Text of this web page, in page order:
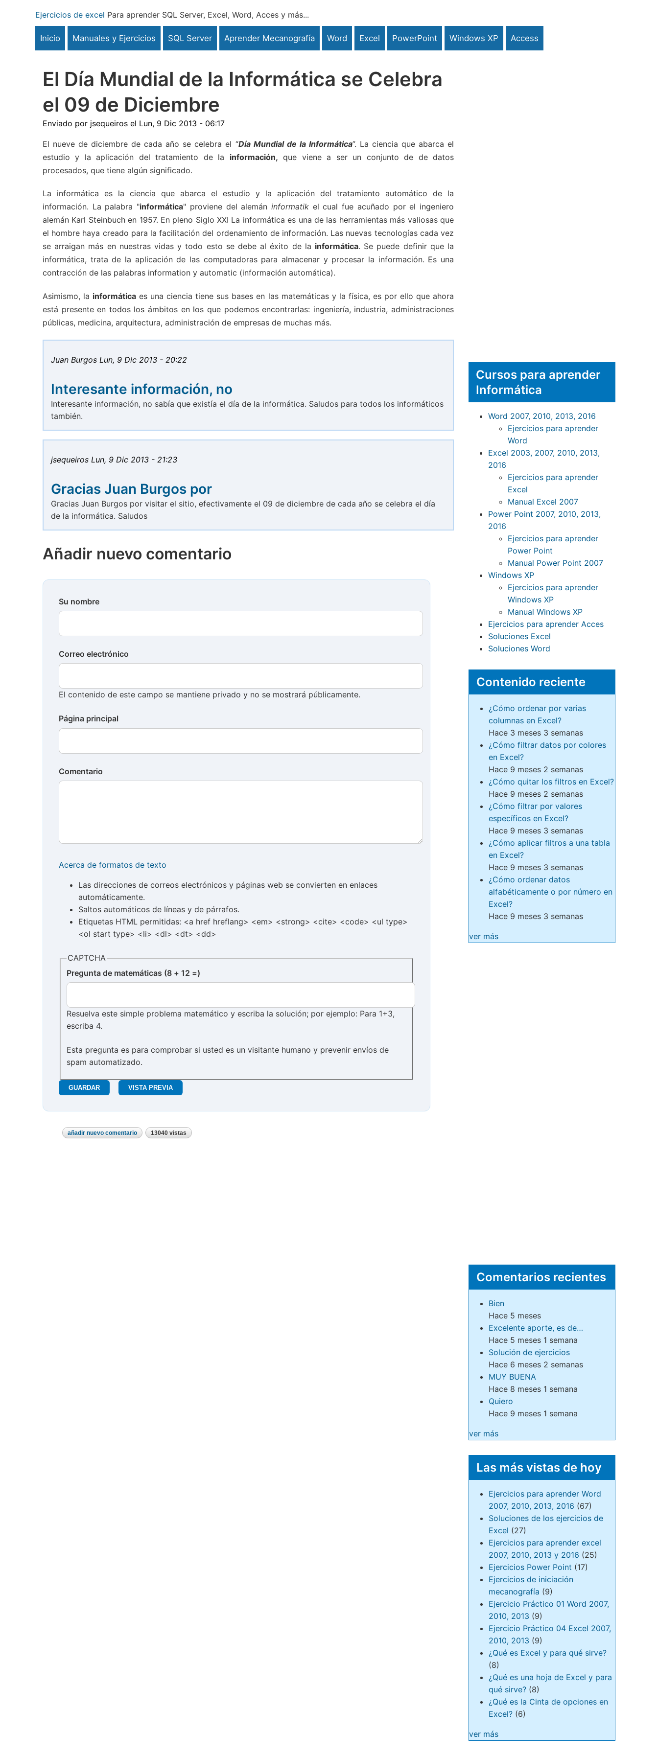
contenido
Ejercicios de excel Para aprender SQL Server, Excel, Word, Acces y más...
Inicio Manuales y Ejercicios SQL Server Aprender Mecanografía Word Excel PowerPoint Windows XP Access
El Día Mundial de la Informática se Celebra
el 09 de Diciembre
Enviado por jsequeiros el Lun, 9 Dic 2013 - 06:17
El nueve de diciembre de cada año se celebra el “Día Mundial de la Informática”. La ciencia que abarca el
estudio y la aplicación del tratamiento de la información, que viene a ser un conjunto de de datos
procesados, que tiene algún significado.
La informática es la ciencia que abarca el estudio y la aplicación del tratamiento automático de la
información. La palabra "informática" proviene del alemáninformatik el cual fue acuñado por el ingeniero
alemán Karl Steinbuch en 1957. En pleno Siglo XXI La informática es una de las herramientas más valiosas que
el hombre haya creado para la facilitación del ordenamiento de información. Las nuevas tecnologías cada vez
se arraigan más en nuestras vidas y todo esto se debe al éxito de la informática. Se puede definir que la
informática, trata de la aplicación de las computadoras para almacenar y procesar la información. Es una
contracción de las palabras information y automatic (información automática).
Asimismo, la informática es una ciencia tiene sus bases en las matemáticas y la física, es por ello que ahora
está presente en todos los ámbitos en los que podemos encontrarlas: ingeniería, industria, administraciones
públicas, medicina, arquitectura, administración de empresas de muchas más.
Juan Burgos Lun, 9 Dic 2013 - 20:22
Interesante información, no
Interesante información, no sabía que existía el día de la informática. Saludos para todos los informáticos
también.
jsequeiros Lun, 9 Dic 2013 - 21:23
Gracias Juan Burgos por
Gracias Juan Burgos por visitar el sitio, efectivamente el 09 de diciembre de cada año se celebra el día
de la informática. Saludos
Añadir nuevo comentario
Su nombre
Correo electrónico
El contenido de este campo se mantiene privado y no se mostrará públicamente.
Página principal
Comentario
Acerca de formatos de texto
Las direcciones de correos electrónicos y páginas web se convierten en enlaces
automáticamente.
Saltos automáticos de líneas y de párrafos.
Etiquetas HTML permitidas: <a href hreflang> <em> <strong> <cite> <code> <ul type>
<ol start type> <li> <dl> <dt> <dd>
CAPTCHA
Pregunta de matemáticas (8 + 12 =)
Resuelva este simple problema matemático y escriba la solución; por ejemplo: Para 1+3,
escriba 4.
Esta pregunta es para comprobar si usted es un visitante humano y prevenir envíos de
spam automatizado.
añadir nuevo comentario 13040 vistas
Cursos para aprender
Informática
Word 2007, 2010, 2013, 2016
Ejercicios para aprender
Word
Excel 2003, 2007, 2010, 2013,
2016
Ejercicios para aprender
Excel
Manual Excel 2007
Power Point 2007, 2010, 2013,
2016
Ejercicios para aprender
Power Point
Manual Power Point 2007
Windows XP
Ejercicios para aprender
Windows XP
Manual Windows XP
Ejercicios para aprender Acces
Soluciones Excel
Soluciones Word
Contenido reciente
¿Cómo ordenar por varias
columnas en Excel?
Hace 3 meses 3 semanas
¿Cómo filtrar datos por colores
en Excel?
Hace 9 meses 2 semanas
¿Cómo quitar los filtros en Excel?
Hace 9 meses 2 semanas
¿Cómo filtrar por valores
específicos en Excel?
Hace 9 meses 3 semanas
¿Cómo aplicar filtros a una tabla
en Excel?
Hace 9 meses 3 semanas
¿Cómo ordenar datos
alfabéticamente o por número en
Excel?
Hace 9 meses 3 semanas
ver más
Comentarios recientes
Bien
Hace 5 meses
Excelente aporte, es de…
Hace 5 meses 1 semana
Solución de ejercicios
Hace 6 meses 2 semanas
MUY BUENA
Hace 8 meses 1 semana
Quiero
Hace 9 meses 1 semana
ver más
Las más vistas de hoy
Ejercicios para aprender Word
2007, 2010, 2013, 2016 (67)
Soluciones de los ejercicios de
Excel (27)
Ejercicios para aprender excel
2007, 2010, 2013 y 2016 (25)
Ejercicios Power Point (17)
Ejercicios de iniciación
mecanografía (9)
Ejercicio Práctico 01 Word 2007,
2010, 2013 (9)
Ejercicio Práctico 04 Excel 2007,
2010, 2013 (9)
¿Qué es Excel y para qué sirve?
(8)
¿Qué es una hoja de Excel y para
qué sirve? (8)
¿Qué es la Cinta de opciones en
Excel? (6)
ver más